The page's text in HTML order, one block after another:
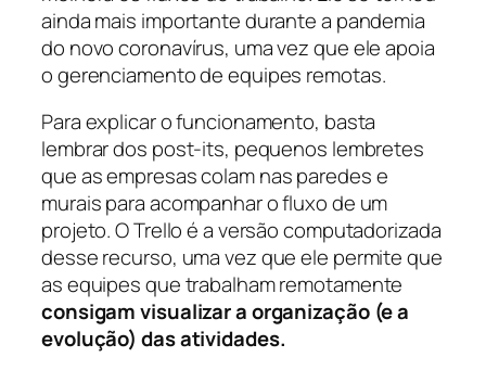
ainda mais importante durante a pandemia
do novo coronavírus, uma vez que ele apoia
o gerenciamento de equipes remotas.
Para explicar o funcionamento, basta
lembrar dos post-its, pequenos lembretes
que as empresas colam nas paredes e
murais para acompanhar o fluxo de um
projeto. O Trello é a versão computadorizada
desse recurso, uma vez que ele permite que
as equipes que trabalham remotamente
consigam visualizar a organização (e a
evolução) das atividades.